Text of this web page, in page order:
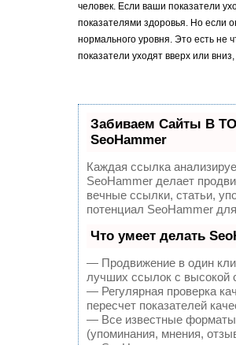
человек. Если ваши показатели
показателями здоровья. Но если
нормального уровня. Это есть не
показатели уходят вверх или
Забиваем Сайты В
SeoHammer
Каждая ссылка
SeoHammer делает
вечные ссылки, статьи,
потенциал SeoHammer
Что умеет делать
— Продвижение в один
лучших ссылок с высокой
— Регулярная проверка
пересчет показателей
— Все известные
(упоминания, мнения,